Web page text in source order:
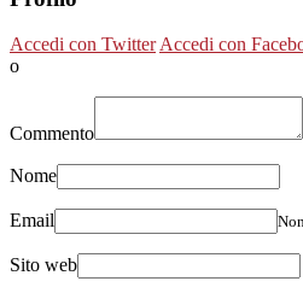
Accedi con TwitterAccedi con
o
Commento
Nome
Email
Sito web